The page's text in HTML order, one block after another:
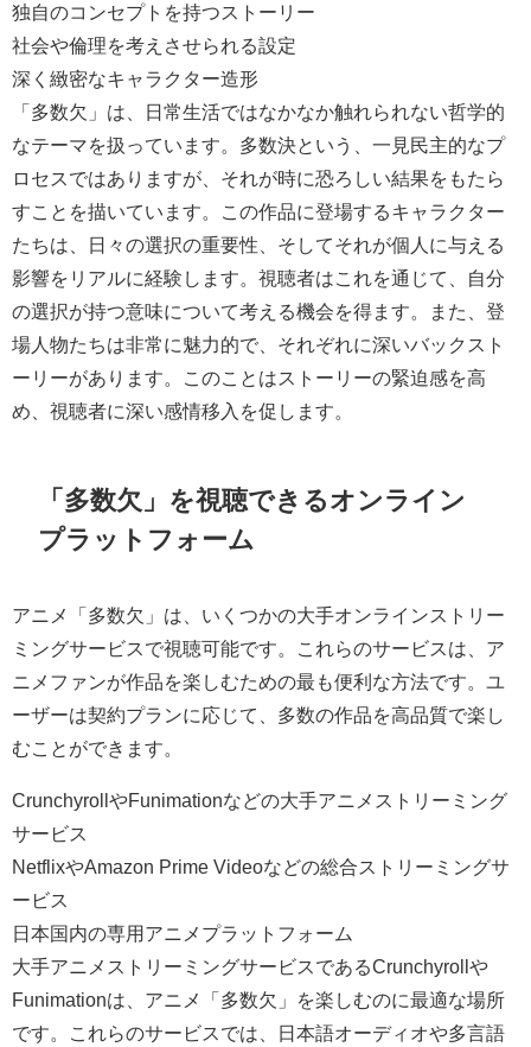
独自のコンセプトを持つストーリー
社会や倫理を考えさせられる設定
深く緻密なキャラクター造形
「多数欠」は、日常生活ではなかなか触れられない哲学的
なテーマを扱っています。多数決という、一見民主的なプ
ロセスではありますが、それが時に恐ろしい結果をもたら
すことを描いています。この作品に登場するキャラクター
たちは、日々の選択の重要性、そしてそれが個人に与える
影響をリアルに経験します。視聴者はこれを通じて、自分
の選択が持つ意味について考える機会を得ます。また、登
場人物たちは非常に魅力的で、それぞれに深いバックスト
ーリーがあります。このことはストーリーの緊迫感を高
め、視聴者に深い感情移入を促します。
「多数欠」を視聴できるオンライン
プラットフォーム
アニメ「多数欠」は、いくつかの大手オンラインストリー
ミングサービスで視聴可能です。これらのサービスは、ア
ニメファンが作品を楽しむための最も便利な方法です。ユ
ーザーは契約プランに応じて、多数の作品を高品質で楽し
むことができます。
CrunchyrollやFunimationなどの大手アニメストリーミング
サービス
NetflixやAmazon Prime Videoなどの総合ストリーミングサ
ービス
日本国内の専用アニメプラットフォーム
大手アニメストリーミングサービスであるCrunchyrollや
Funimationは、アニメ「多数欠」を楽しむのに最適な場所
です。これらのサービスでは、日本語オーディオや多言語